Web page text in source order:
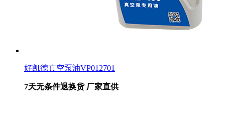
好凯德真空泵油VP012701
7天无条件退换货 厂家直供